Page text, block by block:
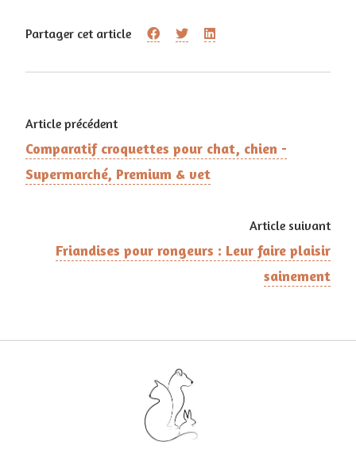
Partager cet article
Article précédent
Comparatif croquettes pour chat, chien -
Supermarché, Premium & vet
Article suivant
Friandises pour rongeurs : Leur faire plaisir
sainement